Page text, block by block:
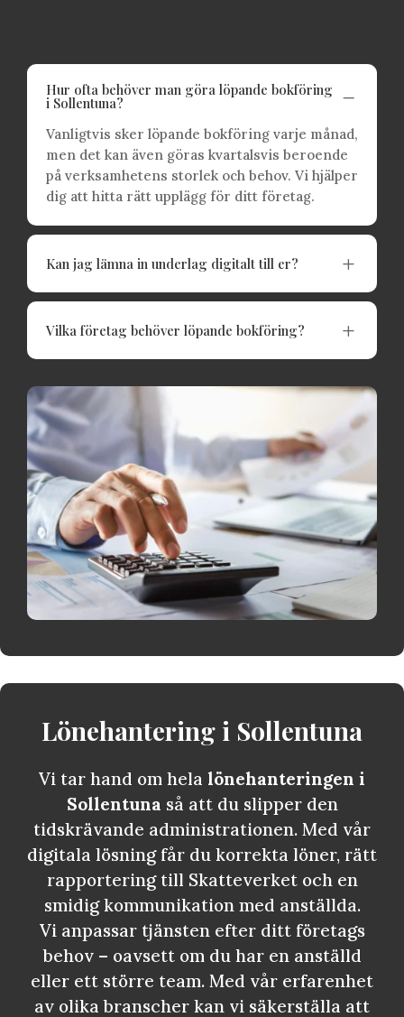
Hur ofta behöver man göra löpande bokföring
i Sollentuna? K
Vanligtvis sker löpande bokföring varje månad,
men det kan även göras kvartalsvis beroende
på verksamhetens storlek och behov. Vi hjälper
dig att hitta rätt upplägg för ditt företag.
Kan jag lämna in underlag digitalt till er? L
Vilka företag behöver löpande bokföring? L
Lönehantering i Sollentuna
Vi tar hand om hela lönehanteringen i
Sollentuna så att du slipper den
tidskrävande administrationen. Med vår
digitala lösning får du korrekta löner, rätt
rapportering till Skatteverket och en
smidig kommunikation med anställda.
Vi anpassar tjänsten efter ditt företags
behov – oavsett om du har en anställd
eller ett större team. Med vår erfarenhet
av olika branscher kan vi säkerställa att